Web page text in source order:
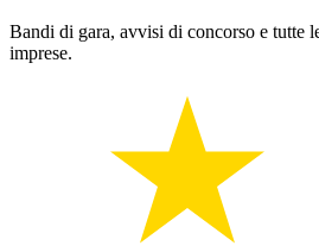
Bandi di gara, avvisi di concorso e tutte
imprese.